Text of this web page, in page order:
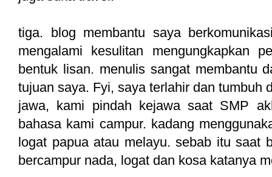
tiga. blog membantu saya
mengalami kesulitan mengungkapkan
bentuk lisan. menulis sangat membantu
tujuan saya. Fyi, saya terlahir dan tumbuh
jawa, kami pindah kejawa saat SMP
bahasa kami campur. kadang
logat papua atau melayu. sebab itu saat
bercampur nada, logat dan kosa katanya